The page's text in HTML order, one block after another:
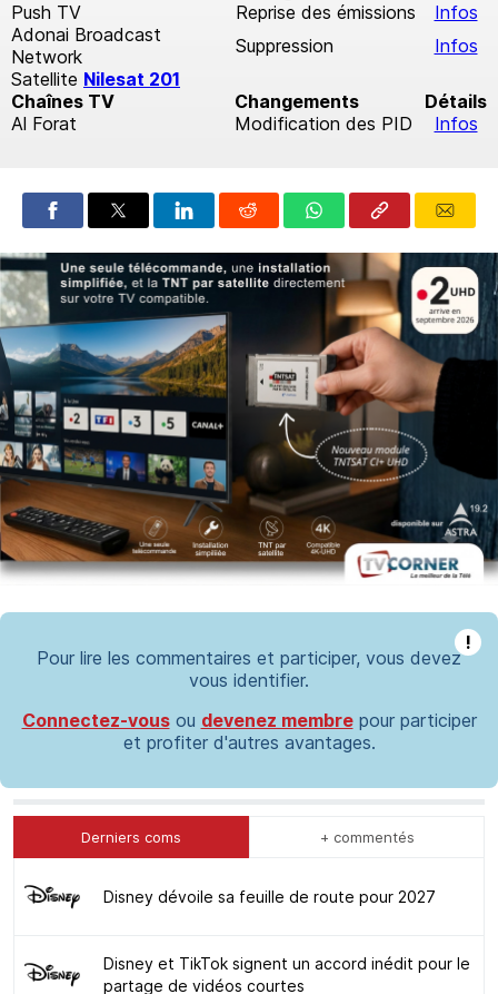
Push TV
Reprise des émissions
Infos
Adonai Broadcast
Network
Suppression
Infos
Satellite Nilesat 201
Chaînes TV
Changements
Détails
Al Forat
Modification des PID Infos
!
Pour lire les commentaires et participer, vous devez
vous identifier.
Connectez-vousou devenez membrepour participer
et profiter d'autres avantages.
Derniers coms + commentés
Disney dévoile sa feuille de route pour 2027
Disney et TikTok signent un accord inédit pour le
partage de vidéos courtes